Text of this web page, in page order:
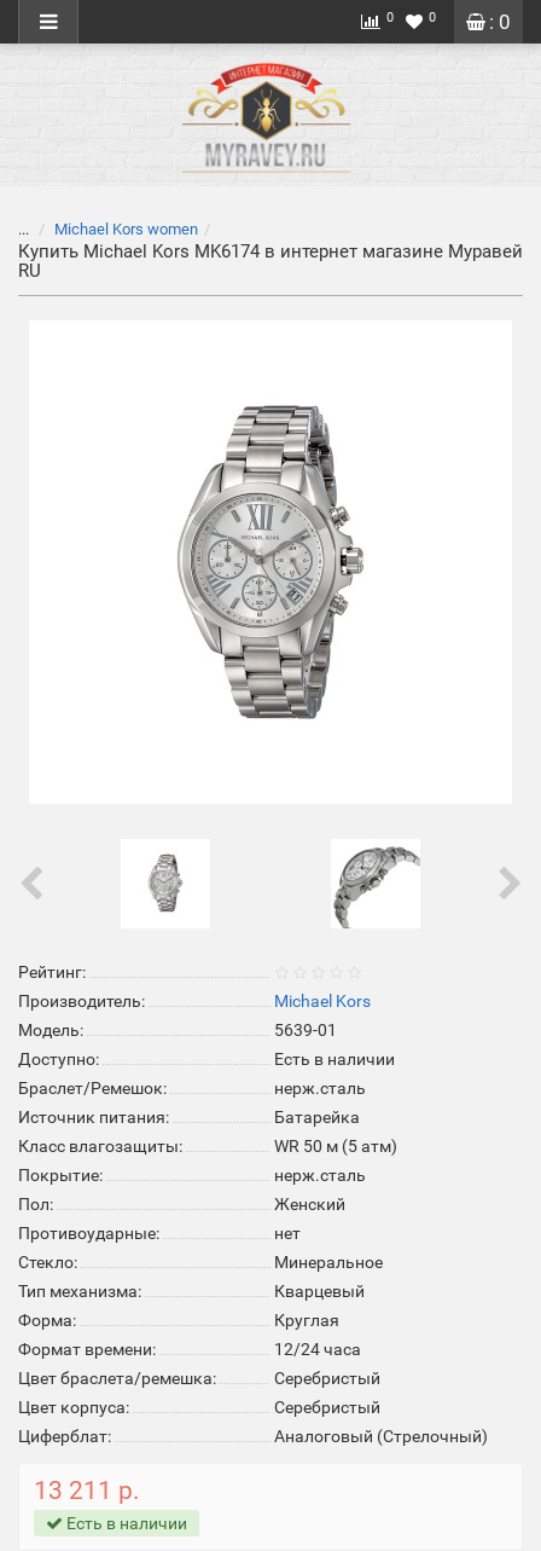
: 0
0 0
... Michael Kors women
Купить Michael Kors MK6174 в интернет магазине Муравей
RU
Рейтинг:
Производитель:
Michael Kors
Модель:
5639-01
Доступно:
Есть в наличии
Браслет/Ремешок:
нерж.сталь
Источник питания:
Батарейка
Класс влагозащиты:
WR 50 м (5 атм)
Покрытие:
нерж.сталь
Пол:
Женский
Противоударные:
нет
Стекло:
Минеральное
Тип механизма:
Кварцевый
Форма:
Круглая
Формат времени:
12/24 часа
Цвет браслета/ремешка:
Серебристый
Цвет корпуса:
Серебристый
Циферблат:
Аналоговый (Стрелочный)
13 211 р.
Есть в наличии